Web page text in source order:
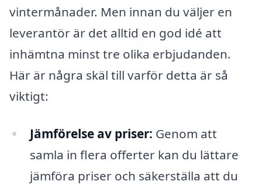
vintermånader. Men innan du väljer en
leverantör är det alltid en god idé att
inhämtna minst tre olika erbjudanden.
Här är några skäl till varför detta är så
viktigt:
Jämförelse av priser: Genom att
samla in flera offerter kan du lättare
jämföra priser och säkerställa att du